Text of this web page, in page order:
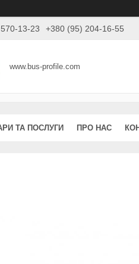
13-23 +380 (95) 204-16-55
www.bus-profile.com
ТА ПОСЛУГИ ПРО НАС